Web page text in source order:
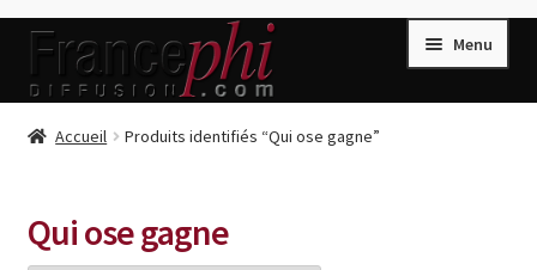
Aller
la
Aller
contenu
Menu
Accueil
Compte
Accueil Produits identifiés “Qui ose gagne”
Qui ose gagne